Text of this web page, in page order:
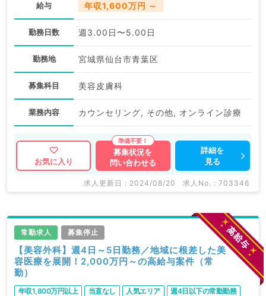
給与 年収1,600万円 ～
勤務日数 週3.00日〜5.00日
勤務地 宮城県仙台市青葉区
募集科目 美容皮膚科
業務内容 カウンセリング, その他, オンライン診療
お気に入り
募集状況を
問い合わせる
詳細を
見る
求人更新日 : 2024/08/20 求人No. : 703346
常勤求人 募集停止
【美容外科】週4日～5日勤務／地域に根差した美
容医療を展開！2,000万円～の高給与案件（常
勤）
年収1,800万円以上 当直なし 人気エリア 週4日以下の常勤勤務